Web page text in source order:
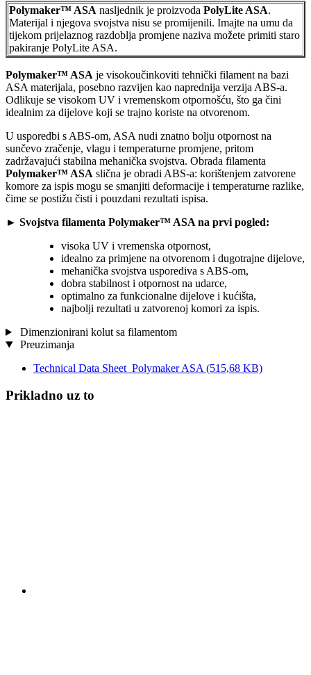
Polymaker™ ASA nasljednik je proizvoda PolyLite ASA.
Materijal i njegova svojstva nisu se promijenili. Imajte na umu da
tijekom prijelaznog razdoblja promjene naziva možete primiti staro
pakiranje PolyLite ASA.
Polymaker™ ASA je visokoučinkoviti tehnički filament na bazi
ASA materijala, posebno razvijen kao naprednija verzija ABS-a.
Odlikuje se visokom UV i vremenskom otpornošću, što ga čini
idealnim za dijelove koji se trajno koriste na otvorenom.
U usporedbi s ABS-om, ASA nudi znatno bolju otpornost na
sunčevo zračenje, vlagu i temperaturne promjene, pritom
zadržavajući stabilna mehanička svojstva. Obrada filamenta
Polymaker™ ASA slična je obradi ABS-a: korištenjem zatvorene
komore za ispis mogu se smanjiti deformacije i temperaturne razlike,
čime se postižu čisti i pouzdani rezultati ispisa.
► Svojstva filamenta Polymaker™ ASA na prvi pogled:
visoka UV i vremenska otpornost,
idealno za primjene na otvorenom i dugotrajne dijelove,
mehanička svojstva usporediva s ABS-om,
dobra stabilnost i otpornost na udarce,
optimalno za funkcionalne dijelove i kućišta,
najbolji rezultati u zatvorenoj komori za ispis.
Dimenzionirani kolut sa filamentom
Preuzimanja
Technical Data Sheet_Polymaker ASA (515,68 KB)
Prikladno uz to